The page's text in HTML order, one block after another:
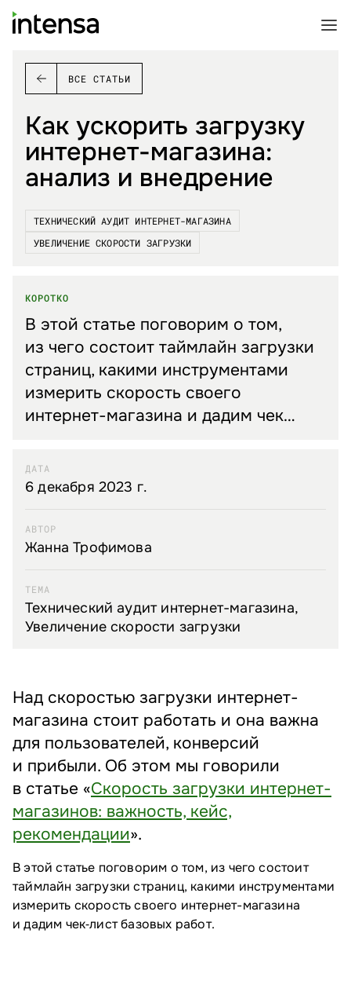
ВСЕ СТАТЬИ
Как ускорить загрузку
интернет-магазина:
анализ и внедрение
ТЕХНИЧЕСКИЙ АУДИТ ИНТЕРНЕТ-МАГАЗИНА
УВЕЛИЧЕНИЕ СКОРОСТИ ЗАГРУЗКИ
КОРОТКО
В этой статье поговорим о том,
из чего состоит таймлайн загрузки
страниц, какими инструментами
измерить скорость своего
интернет-магазина и дадим чек…
ДАТА
6 декабря 2023 г.
АВТОР
Жанна Трофимова
ТЕМА
Технический аудит интернет-магазина,
Увеличение скорости загрузки
Над скоростью загрузки интернет-
магазина стоит работать и она важна
для пользователей, конверсий
и прибыли. Об этом мы говорили
в статье «Скорость загрузки интернет-
магазинов: важность, кейс,
рекомендации».
В этой статье поговорим о том, из чего состоит
таймлайн загрузки страниц, какими инструментами
измерить скорость своего интернет-магазина
и дадим чек‑лист базовых работ.